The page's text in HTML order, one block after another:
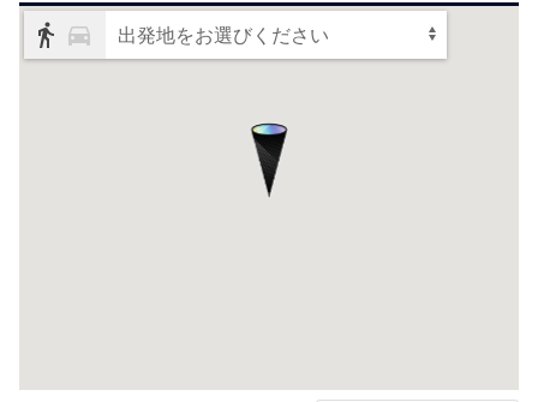
出発地をお選びください